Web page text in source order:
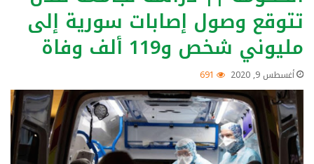
تتوقع وصول إصابات سورية إلى
مليوني شخص و119 ألف وفاة
أغسطس 9, 2020 691